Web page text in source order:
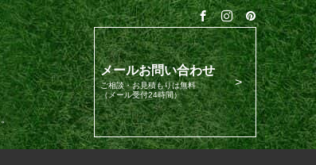
メールお問い合わせ
ご相談・お見積もりは無料
（メール受付24時間）